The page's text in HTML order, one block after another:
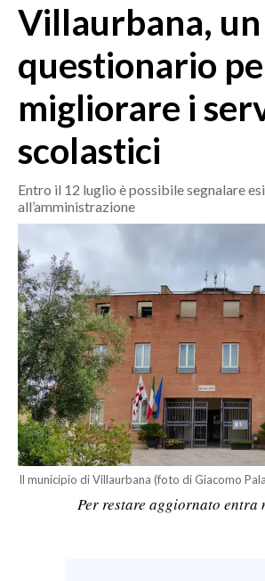
ORISTANO E PROVINCIA
GALLURA
NUORO E PROVINCIA
OGLIASTRA
AGENDA
CRONACA
ITALIA
MONDO
POLITICA
ECONOMIA
SERVIZI ALLE IMPRESE
LAVORO
BANDI
SPORT IN SARDEGNA
Villaurbana, un
questionario
migliorare i
scolastici
Entro il 12 luglio è possibile segnalare
all’amministrazione
Il municipio di Villaurbana (foto di Giacomo
Per restare aggiornato entra